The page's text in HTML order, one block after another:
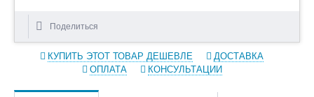
Поделиться
КУПИТЬ ЭТОТ ТОВАР ДЕШЕВЛЕ
ДОСТАВКА
ОПЛАТА
КОНСУЛЬТАЦИИ